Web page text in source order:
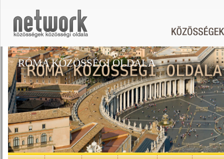
RÓMA KÖZÖSSÉGI OLDALA